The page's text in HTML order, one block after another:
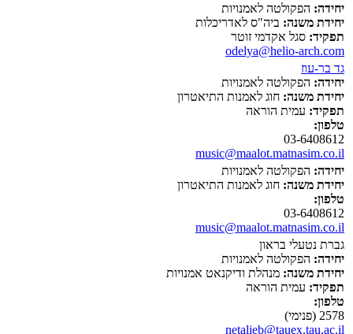
יחידה: הפקולטה לאמנויות
יחידת משנה: ביה"ס לאדריכלות
תפקיד: סגל אקדמי זוטר
odelya@helio-arch.com
גד בר-עוז
יחידה: הפקולטה לאמנויות
יחידת משנה: חוג לאמנות התיאטרון
תפקיד: עמית הוראה
טלפון:
03-6408612
music@maalot.matnasim.co.il
יחידה: הפקולטה לאמנויות
יחידת משנה: חוג לאמנות התיאטרון
טלפון:
03-6408612
music@maalot.matnasim.co.il
גברת נטעלי בראון
יחידה: הפקולטה לאמנויות
יחידת משנה: מנהלת ודיקנאט אמנויות
תפקיד: עמית הוראה
טלפון:
2578 (פנימי)
netalieb@tauex.tau.ac.il